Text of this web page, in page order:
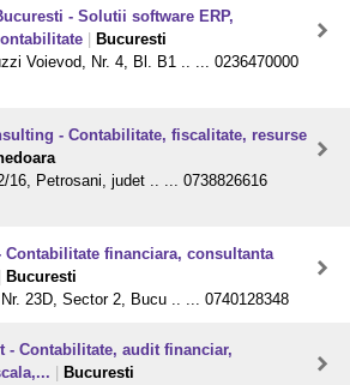
- Solutii software ERP,
Bucuresti
Voievod, Nr. 4, Bl. B1 .. ... 0236470000
- Contabilitate, fiscalitate, resurse
16, Petrosani, judet .. ... 0738826616
Contabilitate financiara, consultanta
Bucuresti
23D, Sector 2, Bucu .. ... 0740128348
- Contabilitate, audit financiar,
Bucuresti